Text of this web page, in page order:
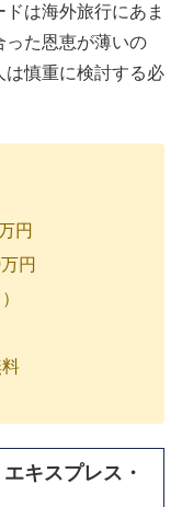
ドは海外旅行にあま
った恩恵が薄いの
は慎重に検討する必
円
円
キスプレス・